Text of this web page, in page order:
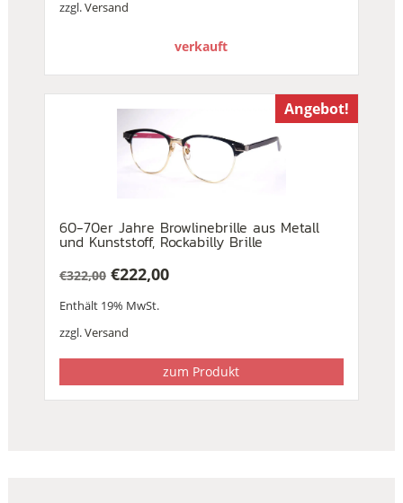
zzgl.Versand
verkauft
Angebot!
60-70er Jahre Browlinebrille aus Metall
und Kunststoff, Rockabilly Brille
€322,00
Preis
war:
€222,00
Preis
ist:
Enthält 19% MwSt.
zzgl.Versand
zum Produkt